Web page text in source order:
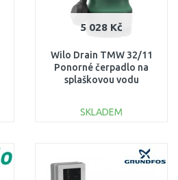
5 028 Kč
Wilo Drain TMW 32/11
Ponorné čerpadlo na
splaškovou vodu
SKLADEM